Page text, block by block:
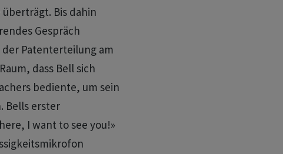
Bis dahin
Gespräch
der Patenterteilung am
dass Bell sich
bediente, um sein
Bells erster
I want to see you!»